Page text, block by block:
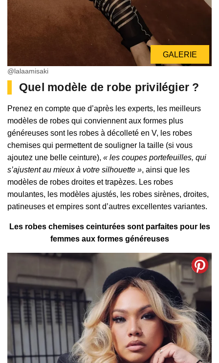
@lalaamisaki
GALERIE
Quel modèle de robe privilégier ?
Prenez en compte que d’après les experts, les meilleurs
modèles de robes qui conviennent aux formes plus
généreuses sont les robes à décolleté en V, les robes
chemises qui permettent de souligner la taille (si vous
ajoutez une belle ceinture), « les coupes portefeuilles, qui
s’ajustent au mieux à votre silhouette », ainsi que les
modèles de robes droites et trapèzes. Les robes
moulantes, les modèles ajustés, les robes sirènes, droites,
patineuses et empires sont d’autres excellentes variantes.
Les robes chemises ceinturées sont parfaites pour les
femmes aux formes généreuses